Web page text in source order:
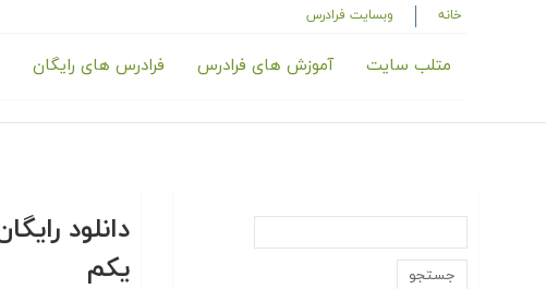
خانه وبسایت فرادرس
متلب سایت آموزش های فرادرس فرادرس های رایگان
یکم